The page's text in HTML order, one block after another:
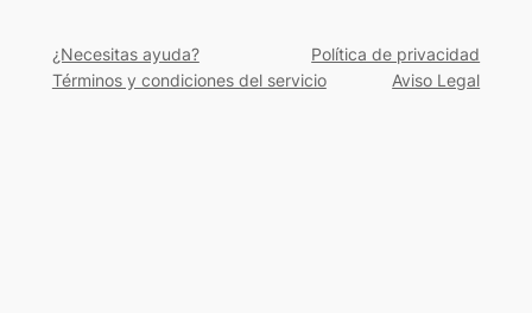
¿Necesitas ayuda?
Política de privacidad
Términos y condiciones del servicio
Aviso Legal